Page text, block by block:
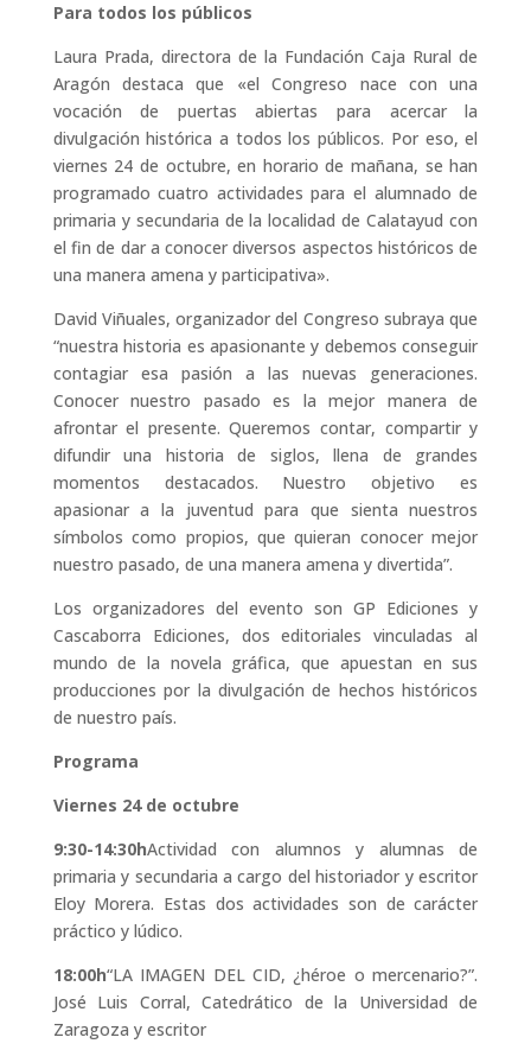
Para todos los públicos
Laura Prada, directora de la Fundación Caja Rural de
Aragón destaca que «el Congreso nace con una
vocación de puertas abiertas para acercar la
divulgación histórica a todos los públicos. Por eso, el
viernes 24 de octubre, en horario de mañana, se han
programado cuatro actividades para el alumnado de
primaria y secundaria de la localidad de Calatayud con
el fin de dar a conocer diversos aspectos históricos de
una manera amena y participativa».
David Viñuales, organizador del Congreso subraya que
“nuestra historia es apasionante y debemos conseguir
contagiar esa pasión a las nuevas generaciones.
Conocer nuestro pasado es la mejor manera de
afrontar el presente. Queremos contar, compartir y
difundir una historia de siglos, llena de grandes
momentos destacados. Nuestro objetivo es
apasionar a la juventud para que sienta nuestros
símbolos como propios, que quieran conocer mejor
nuestro pasado, de una manera amena y divertida”.
Los organizadores del evento son GP Ediciones y
Cascaborra Ediciones, dos editoriales vinculadas al
mundo de la novela gráfica, que apuestan en sus
producciones por la divulgación de hechos históricos
de nuestro país.
Programa
Viernes 24 de octubre
9:30-14:30hActividad con alumnos y alumnas de
primaria y secundaria a cargo del historiador y escritor
Eloy Morera. Estas dos actividades son de carácter
práctico y lúdico.
18:00h“LA IMAGEN DEL CID, ¿héroe o mercenario?”.
José Luis Corral, Catedrático de la Universidad de
Zaragoza y escritor